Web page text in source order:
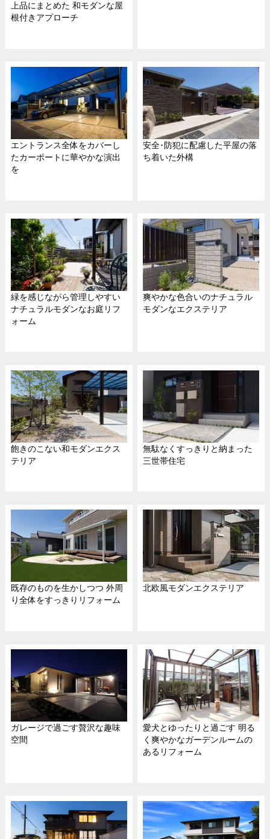
上品にまとめた 和モダンな屋
根付きアプローチ
エントランス全体をカバーし
たカーポートに華やかな演出
を
安全･防犯に配慮した平屋の落
ち着いた外構
緑を感じながら管理しやすい
ナチュラルモダンなお庭リフ
ォーム
爽やかな色合いのナチュラル
モダンなエクステリア
飽きのこない和モダンエクス
テリア
無駄なくすっきりと納まった
三世帯住宅
既存のものを生かしつつ 外周
り全体をすっきりリフォーム
北欧風モダンエクステリア
ガレージで過ごす贅沢な趣味
空間
愛犬とゆったりと過ごす 明る
く爽やかなガーデンルームの
あるリフォーム